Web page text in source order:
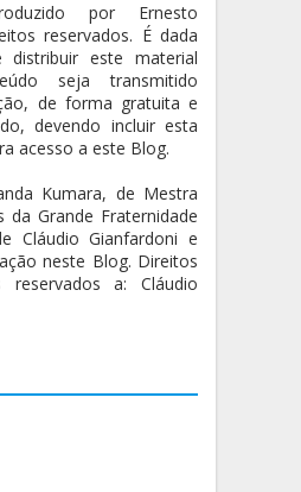
por Ernesto
reservados. É dada
este material
seja transmitido
de forma gratuita e
devendo incluir esta
acesso a este Blog.
Kumara, de Mestra
Grande Fraternidade
Cláudio Gianfardoni e
neste Blog. Direitos
reservados a: Cláudio